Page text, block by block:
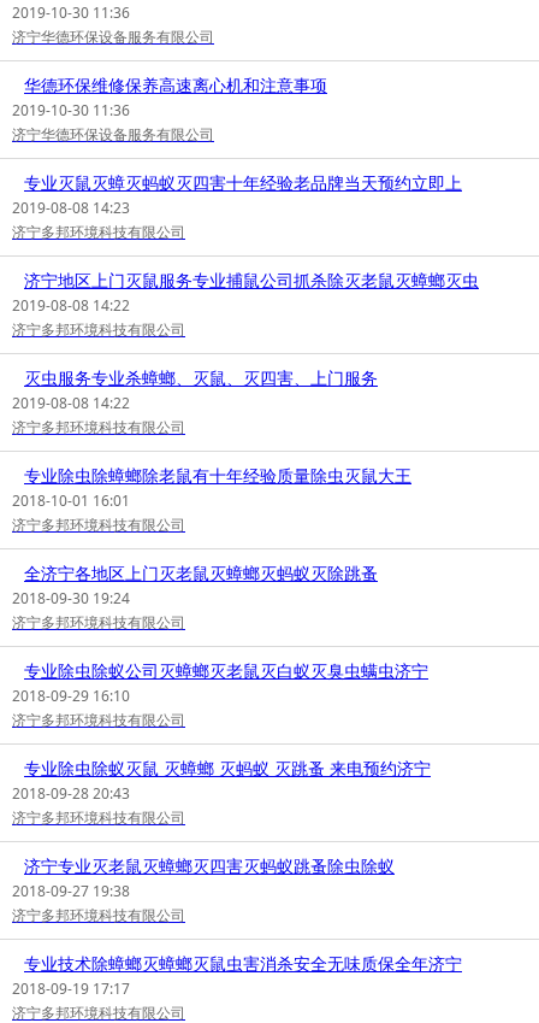
2019-10-30 11:36
济宁华德环保设备服务有限公司
华德环保维修保养高速离心机和注意事项
2019-10-30 11:36
济宁华德环保设备服务有限公司
专业灭鼠灭蟑灭蚂蚁灭四害十年经验老品牌当天预约立即上
2019-08-08 14:23
济宁多邦环境科技有限公司
济宁地区上门灭鼠服务专业捕鼠公司抓杀除灭老鼠灭蟑螂灭虫
2019-08-08 14:22
济宁多邦环境科技有限公司
灭虫服务专业杀蟑螂、灭鼠、灭四害、上门服务
2019-08-08 14:22
济宁多邦环境科技有限公司
专业除虫除蟑螂除老鼠有十年经验质量除虫灭鼠大王
2018-10-01 16:01
济宁多邦环境科技有限公司
全济宁各地区上门灭老鼠灭蟑螂灭蚂蚁灭除跳蚤
2018-09-30 19:24
济宁多邦环境科技有限公司
专业除虫除蚁公司灭蟑螂灭老鼠灭白蚁灭臭虫螨虫济宁
2018-09-29 16:10
济宁多邦环境科技有限公司
专业除虫除蚁灭鼠 灭蟑螂 灭蚂蚁 灭跳蚤 来电预约济宁
2018-09-28 20:43
济宁多邦环境科技有限公司
济宁专业灭老鼠灭蟑螂灭四害灭蚂蚁跳蚤除虫除蚁
2018-09-27 19:38
济宁多邦环境科技有限公司
专业技术除蟑螂灭蟑螂灭鼠虫害消杀安全无味质保全年济宁
2018-09-19 17:17
济宁多邦环境科技有限公司